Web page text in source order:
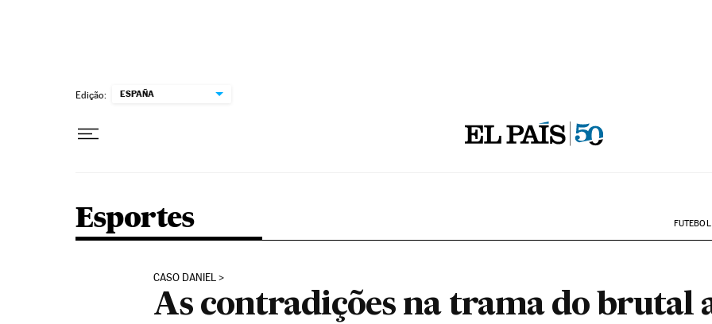
Edição: ESPAÑA
Esportes FUTEBOL
CASO DANIEL
As contradições na trama do brutal